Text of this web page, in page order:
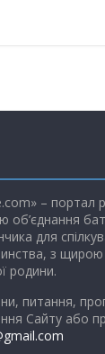
– портал
об’єднання
для
з
родини.
питання,
Сайту або